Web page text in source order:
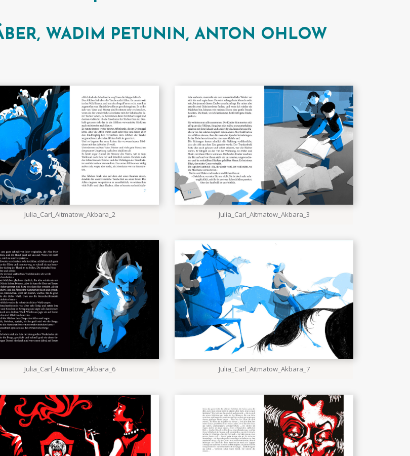
WADIM PETUNIN, ANTON OHLOW
Julia_Carl_Aitmatow_Akbara_2 Julia_Carl_Aitmatow_Akbara_3
Julia_Carl_Aitmatow_Akbara_6 Julia_Carl_Aitmatow_Akbara_7